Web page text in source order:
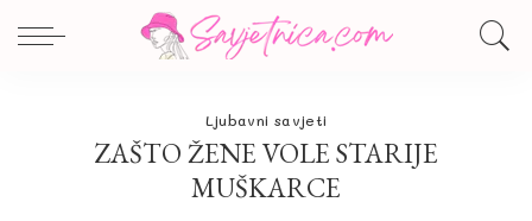
Ljubavni savjeti
ZAŠTO ŽENE VOLE STARIJE
MUŠKARCE